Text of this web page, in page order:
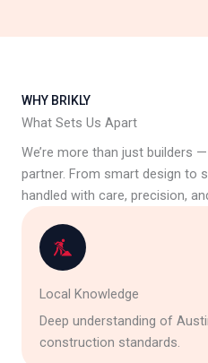
Local Knowledge
Deep understanding of
construction standards.
WHY BRIKLY
What Sets Us Apart
We’re more than just builders
partner. From smart design to
handled with care, precision,